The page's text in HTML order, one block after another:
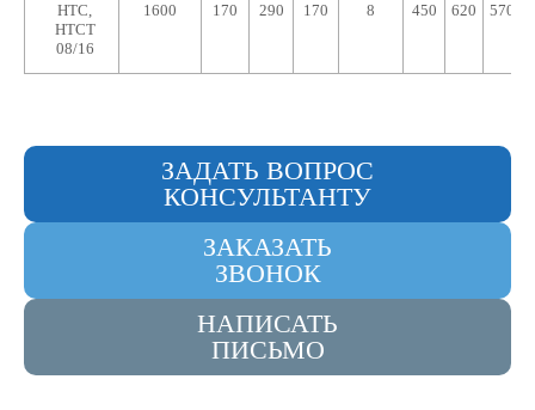
HTC,
HTCT
08/16
1600 170 290 170 8 450 620 570
ЗАДАТЬ ВОПРОС
КОНСУЛЬТАНТУ
ЗАКАЗАТЬ
ЗВОНОК
НАПИСАТЬ
ПИСЬМО